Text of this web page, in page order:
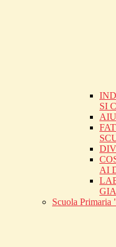
SI
AI
Scuola Primaria